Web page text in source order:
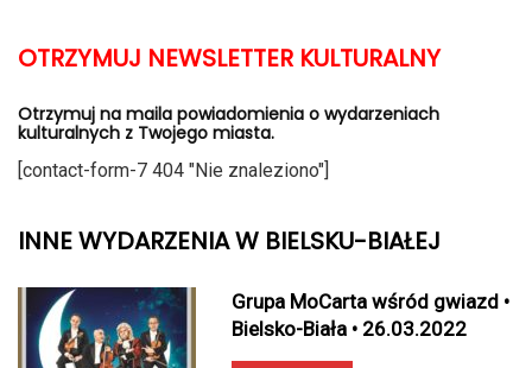
OTRZYMUJ NEWSLETTER KULTURALNY
Otrzymuj na maila powiadomienia o wydarzeniach
kulturalnych z Twojego miasta.
[contact-form-7 404 "Nie znaleziono"]
INNE WYDARZENIA W BIELSKU-BIAŁEJ
Grupa MoCarta wśród gwiazd •
Bielsko-Biała • 26.03.2022